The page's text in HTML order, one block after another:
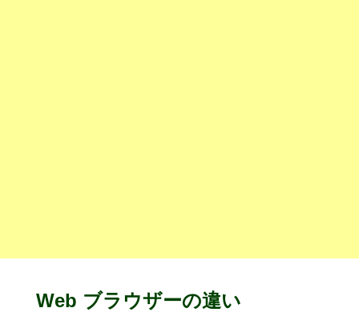
Web ブラウザーの違い